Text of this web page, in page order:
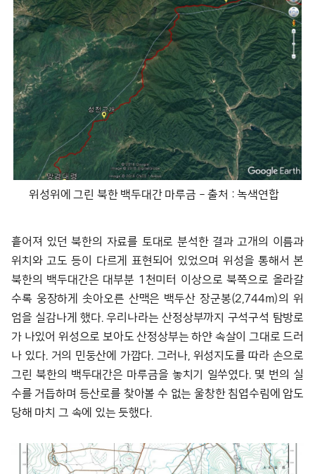
위성위에 그린 북한 백두대간 마루금 – 출처 : 녹색연합
흩어져 있던 북한의 자료를 토대로 분석한 결과 고개의 이름과
위치와 고도 등이 다르게 표현되어 있었으며 위성을 통해서 본
북한의 백두대간은 대부분 1천미터 이상으로 북쪽으로 올라갈
수록 웅장하게 솟아오른 산맥은 백두산 장군봉(2,744m)의 위
엄을 실감나게 했다. 우리나라는 산정상부까지 구석구석 탐방로
가 나있어 위성으로 보아도 산정상부는 하얀 속살이 그대로 드러
나 있다. 거의 민둥산에 가깝다. 그러나, 위성지도를 따라 손으로
그린 북한의 백두대간은 마루금을 놓치기 일쑤였다. 몇 번의 실
수를 거듭하며 등산로를 찾아볼 수 없는 울창한 침엽수림에 압도
당해 마치 그 속에 있는 듯했다.